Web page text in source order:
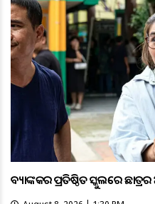
ବ୍ୟାଙ୍କକର ପ୍ରତିଷ୍ଠିତ ସ୍କୁଲରେ